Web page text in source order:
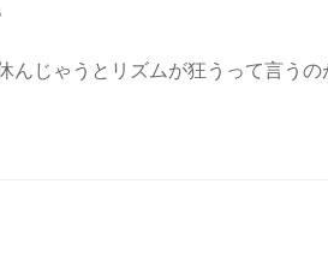
じゃうとリズムが狂うって言うの